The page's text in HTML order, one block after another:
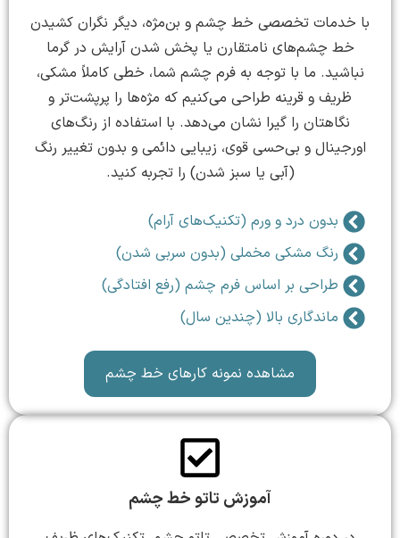
با خدمات تخصصی خط چشم و بن‌مژه، دیگر نگران کشیدن
خط چشم‌های نامتقارن یا پخش شدن آرایش در گرما
نباشید. ما با توجه به فرم چشم شما، خطی کاملاً مشکی،
ظریف و قرینه طراحی می‌کنیم که مژه‌ها را پرپشت‌تر و
نگاهتان را گیرا نشان می‌دهد. با استفاده از رنگ‌های
اورجینال و بی‌حسی قوی، زیبایی دائمی و بدون تغییر رنگ
(آبی یا سبز شدن) را تجربه کنید.
بدون درد و ورم (تکنیک‌های آرام)
رنگ مشکی مخملی (بدون سربی شدن)
طراحی بر اساس فرم چشم (رفع افتادگی)
ماندگاری بالا (چندین سال)
مشاهده نمونه کارهای خط چشم
آموزش تاتو خط چشم